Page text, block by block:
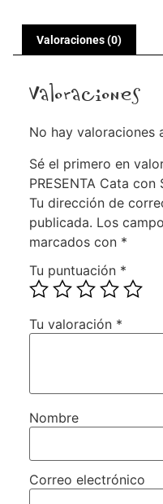
Valoraciones (0)
Valoraciones
No hay valoraciones
Sé el primero en
PRESENTA Cata con
Tu dirección de
publicada. Los
marcados con *
Tu puntuación *
Tu valoración *
Nombre
Correo electrónico